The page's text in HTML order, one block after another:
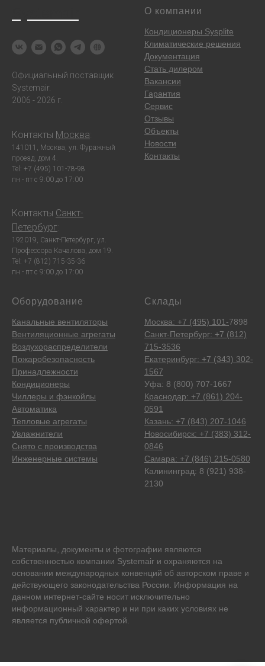
Официальный поставщик
Systemair.
2006 - 2026 г.
Контакты Москва
141011, Москва, ул. Фуражный
проезд, дом 4.
Tel: +7 (495) 101-78-98
пн - пт с 9:00 до 17:00
Контакты Санкт-
Петербург
192019, Санкт-Петербург, ул.
Профессора Качалова, дом 19.
Tel: +7 (812) 715-35-36
пн - пт с 9:00 до 17:00
О компании
Кондиционеры Sysplite
Климатические решения
Документация
Стать дилером
Вакансии
Гарантия
Сервис
Отзывы
Объекты
Новости
Контакты
Оборудование
Канальные вентиляторы
Вентиляционные агрегаты
Воздухораспределители
Пожаробезопасность
Принадлежности
Кондиционеры
Чиллеры и фэнкойлы
Автоматика
Тепловые агрегаты
Увлажнители
Снято с производства
Инженерные системы
Склады
Москва: +7 (495) 101-7898
Санкт-Петербург: +7 (812)
715-3536
Екатеринбург: +7 (343) 302-
1567
Уфа: 8 (800) 707-1667
Краснодар: +7 (861) 204-
0591
Казань: +7 (843) 207-1046
Новосибирск: +7 (383) 312-
0846
Самара: +7 (846) 215-0580
Калининград: 8 (921) 938-
2130
Материалы, документы и фотографии являются
собственностью компании Systemair и охраняются на
основании международных конвенций об авторском праве и
действующего законодательства России. Информация на
данном интернет-сайте носит исключительно
информационный характер и ни при каких условиях не
является публичной офертой.